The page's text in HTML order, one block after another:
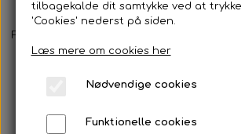
Shop
Malerier
Forside
tilbagekalde dit samtykke ved at trykke
'Cookies' nederst på siden.
Læs mere om cookies her
Nødvendige cookies
Funktionelle cookies